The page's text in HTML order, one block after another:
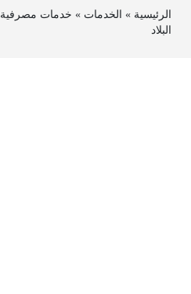
الرئيسية » الخدمات » خدمات مصرفية
البلاد